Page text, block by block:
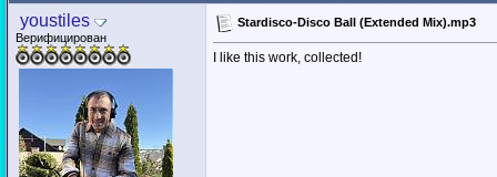
youstiles
Верифицирован
Stardisco-Disco Ball (Extended Mix).mp3
I like this work, collected!